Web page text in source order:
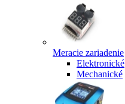
Meracie zariadenie
Elektronické
Mechanické